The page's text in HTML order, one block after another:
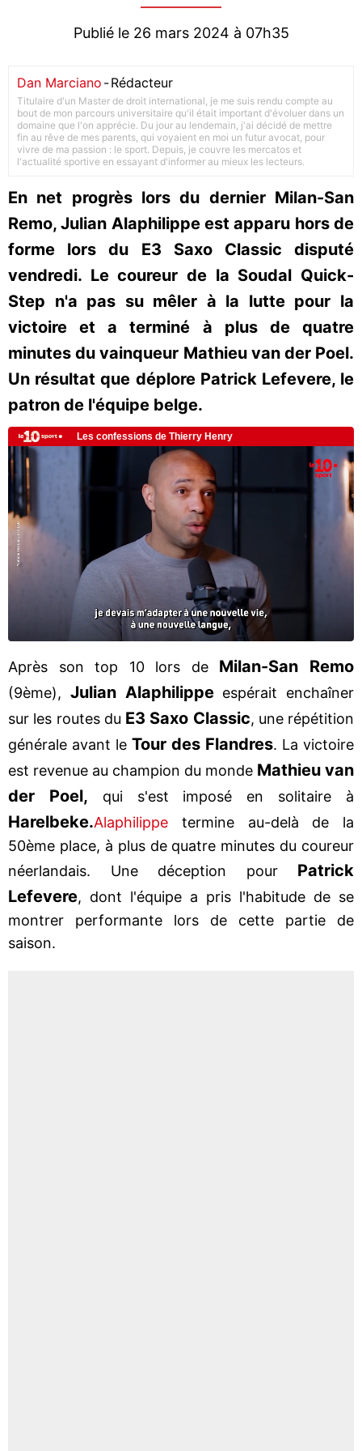
Publié le 26 mars 2024 à 07h35
Dan Marciano -Rédacteur
Titulaire d'un Master de droit international, je me suis rendu compte au
bout de mon parcours universitaire qu'il était important d'évoluer dans un
domaine que l'on apprécie. Du jour au lendemain, j'ai décidé de mettre
fin au rêve de mes parents, qui voyaient en moi un futur avocat, pour
vivre de ma passion : le sport. Depuis, je couvre les mercatos et
l'actualité sportive en essayant d'informer au mieux les lecteurs.
En net progrès lors du dernier Milan-San
Remo, Julian Alaphilippe est apparu hors de
forme lors du E3 Saxo Classic disputé
vendredi. Le coureur de la Soudal Quick-
Step n'a pas su mêler à la lutte pour la
victoire et a terminé à plus de quatre
minutes du vainqueur Mathieu van der Poel.
Un résultat que déplore Patrick Lefevere, le
patron de l'équipe belge.
Après son top 10 lors deMilan-San Remo
(9ème), Julian Alaphilippeespérait enchaîner
sur les routes du E3 Saxo Classic, une répétition
générale avant le Tour des Flandres. La victoire
est revenue au champion du monde Mathieu van
der Poel, qui s'est imposé en solitaire à
Harelbeke.Alaphilippe termine au-delà de la
50ème place, à plus de quatre minutes du coureur
néerlandais. Une déception pour Patrick
Lefevere, dont l'équipe a pris l'habitude de se
montrer performante lors de cette partie de
saison.